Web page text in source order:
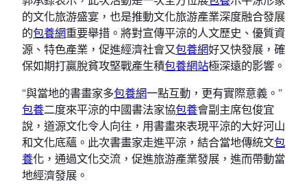
的文化旅游盛宴，也是推動文化旅游產業深度融合發展
的包養網重要舉措。將對宣傳平涼的人文歷史、優質資
源、特色產業，促進經濟社會又包養網好又快發展，確
保如期打贏脫貧攻堅戰產生積包養網站極深遠的影響。
“與當地的書畫家多包養網一點互動，更有實際意義。”
包養二度來平涼的中國書法家協包養會副主席包俊宜
說，道源文化令人向往，用書畫來表現平涼的大好河山
和文化底蘊。此次書畫家走進平涼，結合當地傳統文包
養化，通過文化交流，促進旅游產業發展，進而帶動當
地經濟發展。